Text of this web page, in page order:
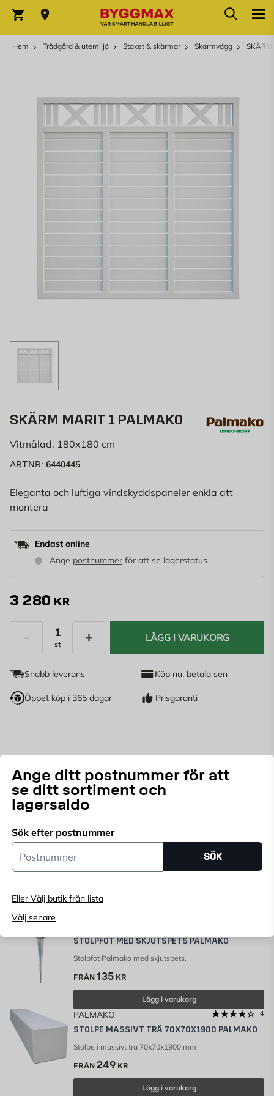
Ange ditt postnummer för att
se ditt sortiment och
lagersaldo
Sök efter postnummer
Postnummer
SÖK
Eller Välj butik från lista
Välj senare
Varukorg Sök
Hem Trädgård & utemiljö Staket & skärmar Skärmvägg
SKÄRM MARIT 1 PALMAKO
Vitmålad, 180x180 cm
ART.NR: 6440445
Eleganta och luftiga vindskyddspaneler enkla att
montera
Endast online
Ange postnummer för att se lagerstatus
3 280 KR
st
LÄGG I VARUKORG
Snabb leverans Köp nu, betala sen
Öppet köp i 365 dagar Prisgaranti
PASSANDE TILLBEHÖR
PALMAKO
Stolpfot Palmako för hörn med vinkelrätt plattjärn
STOLPFOT MED SKJUTSPETS PALMAKO
Stolpfot Palmako med skjutspets.
FRÅN 135 KR
Lägg i varukorg
PALMAKO 4
STOLPE MASSIVT TRÄ 70X70X1900 PALMAKO
Stolpe i massivt trä 70x70x1900 mm
FRÅN 249 KR
Lägg i varukorg